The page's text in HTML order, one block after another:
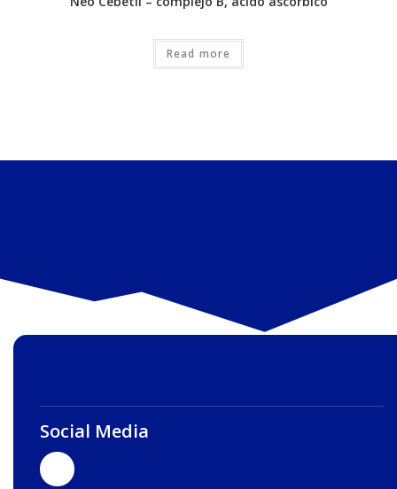
Read more
Social Media